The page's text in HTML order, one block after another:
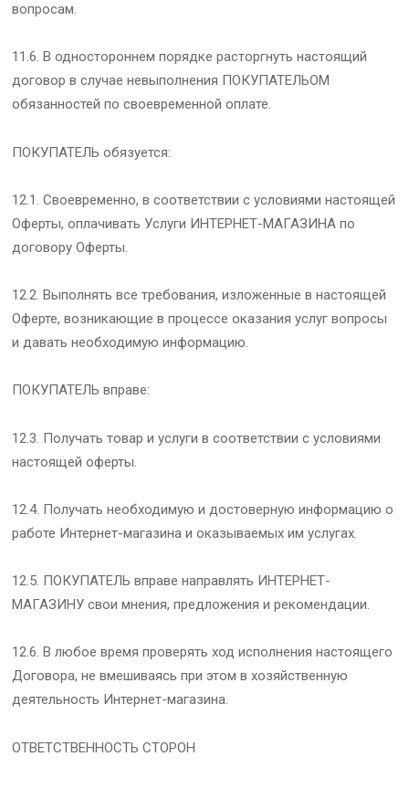
вопросам.
11.6. В одностороннем порядке расторгнуть настоящий
договор в случае невыполнения ПОКУПАТЕЛЬОМ
обязанностей по своевременной оплате.
ПОКУПАТЕЛЬ обязуется:
12.1. Своевременно, в соответствии с условиями настоящей
Оферты, оплачивать Услуги ИНТЕРНЕТ-МАГАЗИНА по
договору Оферты.
12.2. Выполнять все требования, изложенные в настоящей
Оферте, возникающие в процессе оказания услуг вопросы
и давать необходимую информацию.
ПОКУПАТЕЛЬ вправе:
12.3. Получать товар и услуги в соответствии с условиями
настоящей оферты.
12.4. Получать необходимую и достоверную информацию о
работе Интернет-магазина и оказываемых им услугах.
12.5. ПОКУПАТЕЛЬ вправе направлять ИНТЕРНЕТ-
МАГАЗИНУ свои мнения, предложения и рекомендации.
12.6. В любое время проверять ход исполнения настоящего
Договора, не вмешиваясь при этом в хозяйственную
деятельность Интернет-магазина.
ОТВЕТСТВЕННОСТЬ СТОРОН